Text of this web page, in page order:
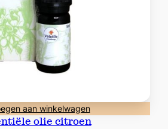
aan winkelwagen
olie citroen